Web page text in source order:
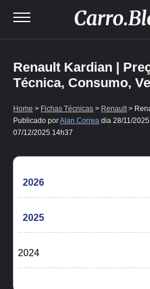
Renault Kardian |
Técnica, Consumo,
Home > Fichas Técnicas > Renault>
Publicado porAlan Correa dia28/11/
07/12/2025 14h37
2026
2025
2024